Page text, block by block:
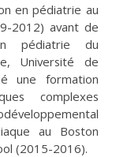
en pédiatrie au
2012) avant de
pédiatrie du
Université de
une formation
complexes
au Boston
(2015-2016).